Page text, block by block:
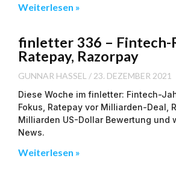
Weiterlesen »
finletter 336 – Fintech-
Ratepay, Razorpay
GUNNAR HASSEL
23. DEZEMBER 2021
Diese Woche im finletter: Fintech-
Fokus, Ratepay vor Milliarden-Deal,
Milliarden US-Dollar Bewertung und
News.
Weiterlesen »